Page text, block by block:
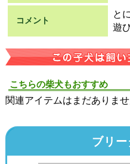
コメント
と
遊
こちらの柴犬もおすすめ
関連アイテムはまだありませ
ブリ